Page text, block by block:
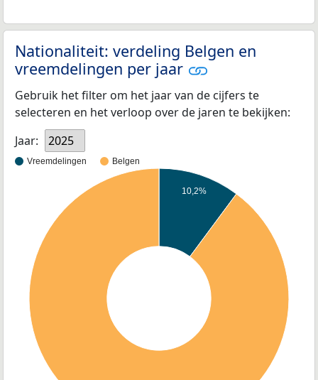
Nationaliteit: verdeling Belgen en
vreemdelingen per jaar
Gebruik het filter om het jaar van de cijfers te
selecteren en het verloop over de jaren te bekijken:
Jaar:
2025
Vreemdelingen Belgen
10,2%